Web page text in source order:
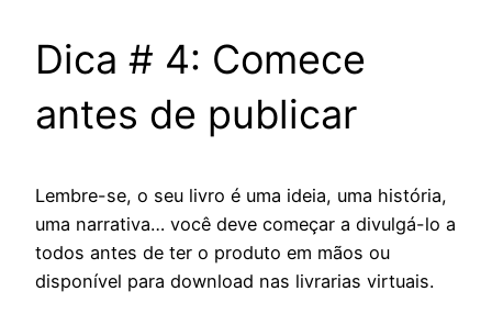
Dica # 4: Comece
antes de publicar
Lembre-se, o seu livro é uma ideia, uma história,
uma narrativa… você deve começar a divulgá-lo a
todos antes de ter o produto em mãos ou
disponível para download nas livrarias virtuais.